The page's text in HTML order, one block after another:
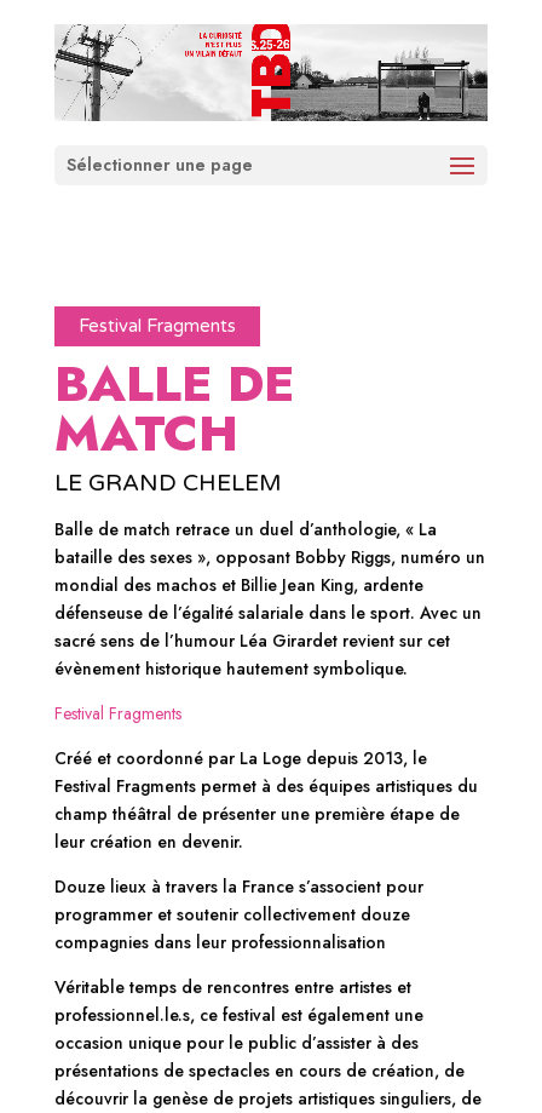
Sélectionner une page
Festival Fragments
BALLE DE
MATCH
LE GRAND CHELEM
Balle de match retrace un duel d’anthologie, « La
bataille des sexes », opposant Bobby Riggs, numéro un
mondial des machos et Billie Jean King, ardente
défenseuse de l’égalité salariale dans le sport. Avec un
sacré sens de l’humour Léa Girardet revient sur cet
évènement historique hautement symbolique.
Festival Fragments
Créé et coordonné par La Loge depuis 2013, le
Festival Fragments permet à des équipes artistiques du
champ théâtral de présenter une première étape de
leur création en devenir.
Douze lieux à travers la France s’associent pour
programmer et soutenir collectivement douze
compagnies dans leur professionnalisation
Véritable temps de rencontres entre artistes et
professionnel.le.s, ce festival est également une
occasion unique pour le public d’assister à des
présentations de spectacles en cours de création, de
découvrir la genèse de projets artistiques singuliers, de